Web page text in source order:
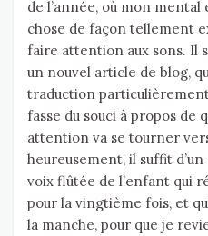
de l’année, où mon mental
chose de façon tellement
faire attention aux sons. Il
un nouvel article de blog,
traduction
fasse du souci à propos de
attention va se tourner
heureusement, il suffit
voix flûtée de l’enfant qui
pour la vingtième fois, et
la manche, pour que je